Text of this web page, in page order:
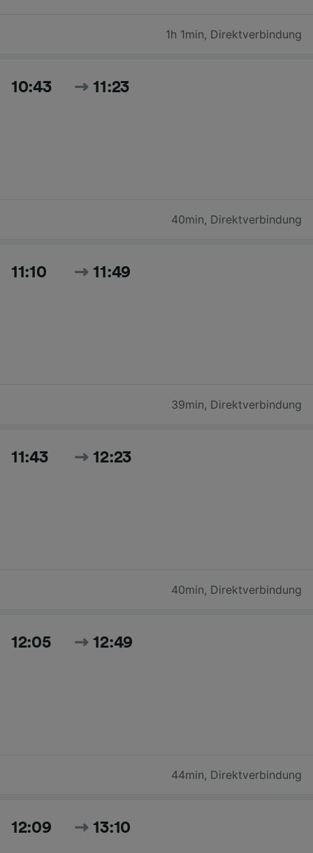
1h 1min, Direktverbindung
10:43 11:23
40min, Direktverbindung
11:10 11:49
39min, Direktverbindung
11:43 12:23
40min, Direktverbindung
12:05 12:49
44min, Direktverbindung
12:09 13:10